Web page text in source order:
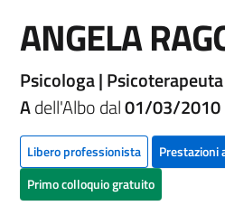
ANGELA
Psicologa | Psicoterapeuta
Adell'Albo dal01/03/2010
Libero professionista
Prestazioni
Primo colloquio gratuito